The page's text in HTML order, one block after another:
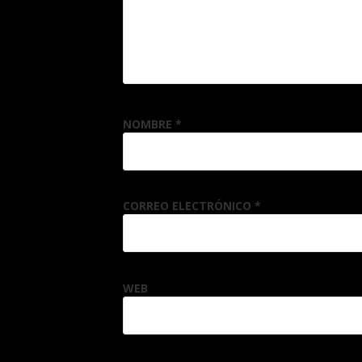
NOMBRE *
CORREO ELECTRÓNICO *
WEB